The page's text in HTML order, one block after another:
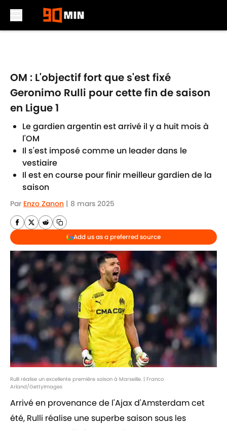
OM : L'objectif fort que s'est fixé
Geronimo Rulli pour cette fin de saison
en Ligue 1
Le gardien argentin est arrivé il y a huit mois à
l'OM
Il s'est imposé comme un leader dans le
vestiaire
Il est en course pour finir meilleur gardien de la
saison
Par Enzo Zanon | 8 mars 2025
Add us as a preferred source
Rulli réalise un excellente première saison à Marseille. | Franco
Arland/GettyImages
Arrivé en provenance de l'Ajax d'Amsterdam cet
été, Rulli réalise une superbe saison sous les